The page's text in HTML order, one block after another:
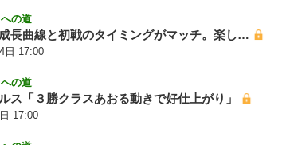
長曲線と初戦のタイミングがマッチ。楽し…
日 17:00
の道
ス「３勝クラスあおる動きで好仕上がり」
17:00
の道